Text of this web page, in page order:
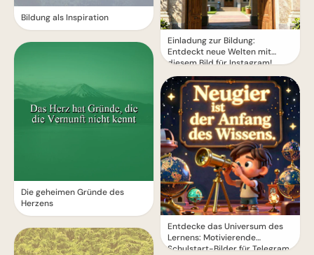
Bildung als Inspiration
Die geheimen Gründe des
Herzens
Einladung zur Bildung:
Entdeckt neue Welten mit
diesem Bild für Instagram!
Entdecke das Universum des
Lernens: Motivierende
Schulstart-Bilder für Telegram